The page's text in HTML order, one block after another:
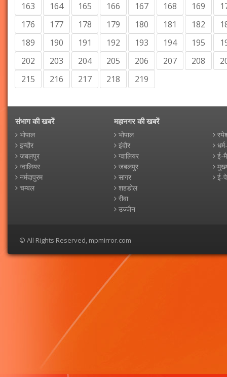
163
164 165 166 167 168 169
176
177 178 179 180 181 182
189
190 191 192 193 194 195
202
203 204 205 206 207 208
215
216 217 218 219
संभाग की खबरें
भोपाल
इन्दौर
जबलपुर
ग्वालियर
नर्मदापुरम
चम्बल
महानगर की खबरें
भोपाल
इंदौर
ग्वालियर
जबलपुर
सागर
शहडोल
रीवा
उज्जैन
ई-
ई-
© All Rights Reserved, mpmirror.com